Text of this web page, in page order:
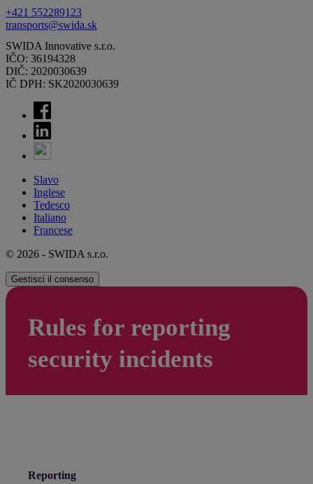
+421 552289123
transports@swida.sk
SWIDA Innovative s.r.o.
IČO: 36194328
DIČ: 2020030639
IČ DPH: SK2020030639
Slavo
Inglese
Tedesco
Italiano
Francese
© 2026 - SWIDA s.r.o.
Gestisci il consenso
Rules for reporting
security incidents
Reporting